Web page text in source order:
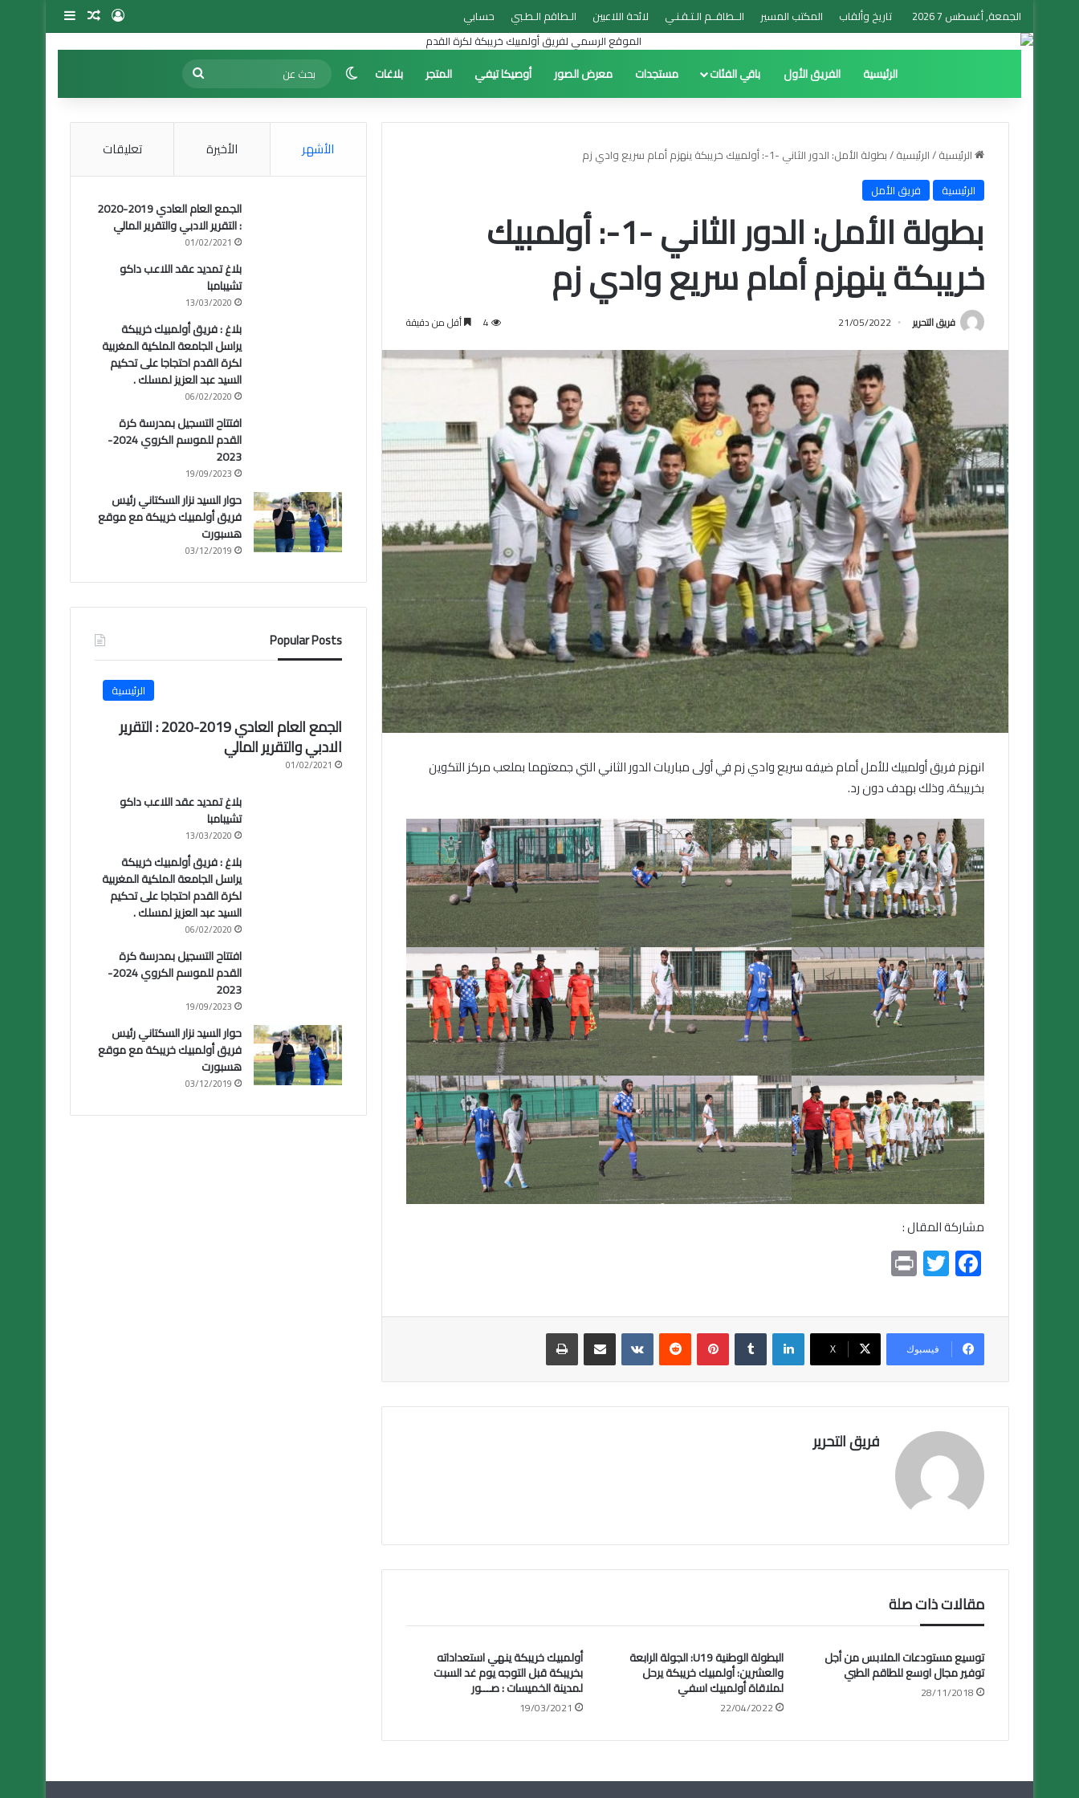
الجمعة, أغسطس 7 2026 تاريخ وألقاب المكتب المسير الــطاقــم الـتـقـنـي لائحة اللاعبين الـطاقم الـطـبي حسابي تسجيل الدخول
مقال عشوائي
إضافة
الرئيسية الفريق الأول باقي الفئات مستجدات معرض الصور أوصيكا تيفي المتجر بلاغات الوضع المظلم
بحث
عن
الرئيسية/الرئيسية/بطولة الأمل: الدور الثاني -1-: أولمبيك خريبكة ينهزم أمام سريع وادي زم
الرئيسية
فريق الأمل
بطولة الأمل: الدور الثاني -1-: أولمبيك
خريبكة ينهزم أمام سريع وادي زم
فريق التحرير 21/05/2022
4 أقل من دقيقة
انهزم فريق أولمبيك للأمل أمام ضيفه سريع وادي زم في أولى مباريات الدور الثاني التي جمعتهما بملعب مركز التكوين
بخريبكة، وذلك بهدف دون رد.
مشاركة المقال :
F
ac
e
b
o
ok
T
wi
tt
er
t
فيسبوك X
لينكدإن بينتيريست مشاركة عبر البريد طباعة
فريق التحرير
مقالات ذات صلة
توسيع مستودعات الملابس من أجل
توفير مجال اوسع للطاقم الطبي
28/11/2018
البطولة الوطنية U19: الجولة الرابعة
والعشرين: أولمبيك خريبكة يرحل
لملاقاة أولمبيك اسفي
22/04/2022
أولمبيك خريبكة ينهي استعداداته
بخريبكة قبل التوجه يوم غد السبت
لمدينة الخميسات : صـــور
19/03/2021
الأشهر الأخيرة تعليقات
الجمع العام العادي 2019-2020
: التقرير الادبي والتقرير المالي
01/02/2021
بلاغ تمديد عقد اللاعب داكو
تشيبامبا
13/03/2020
بلاغ : فريق أولمبيك خريبكة
يراسل الجامعة الملكية المغربية
لكرة القدم احتجاجا على تحكيم
السيد عبد العزيز لمسلك .
06/02/2020
افتتاح التسجيل بمدرسة كرة
القدم للموسم الكروي 2024-
2023
19/09/2023
حوار السيد نزار السكتاني رئيس
فريق أولمبيك خريبكة مع موقع
هسبورت
03/12/2019
Popular Posts
الرئيسية
الجمع العام العادي 2019-2020 : التقرير
الادبي والتقرير المالي
01/02/2021
بلاغ تمديد عقد اللاعب داكو
تشيبامبا
13/03/2020
بلاغ : فريق أولمبيك خريبكة
يراسل الجامعة الملكية المغربية
لكرة القدم احتجاجا على تحكيم
السيد عبد العزيز لمسلك .
06/02/2020
افتتاح التسجيل بمدرسة كرة
القدم للموسم الكروي 2024-
2023
19/09/2023
حوار السيد نزار السكتاني رئيس
فريق أولمبيك خريبكة مع موقع
هسبورت
03/12/2019